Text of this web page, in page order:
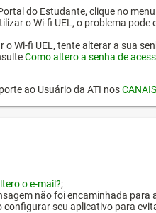
do Estudante, clique no
o Wi-fi UEL, o problema
Wi-fi UEL, tente alterar a sua
Como altero a senha de
ao Usuário da ATI nos
o e-mail?;
não foi encaminhada
configurar seu aplicativo para